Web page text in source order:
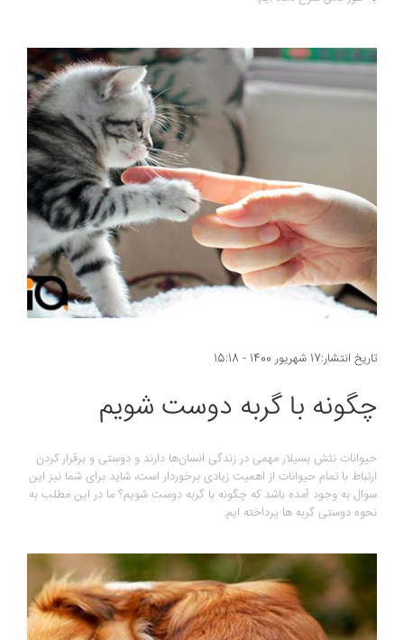
تاریخ انتشار:17 شهریور 1400 - 15:18
چگونه با گربه دوست شویم
حیوانات نثش بسیلار مهمی در زندگی انسان‌ها دارند و دوستی و برقرار کردن
ارتباط با تمام حیوانات از اهمیت زیادی برخوردار است، شاید برای شما نیز این
سوال به وجود آمده باشد که چگونه با گربه دوست شویم؟ ما در این مطلب به
نحوه دوستی گربه ها پرداخته ایم.